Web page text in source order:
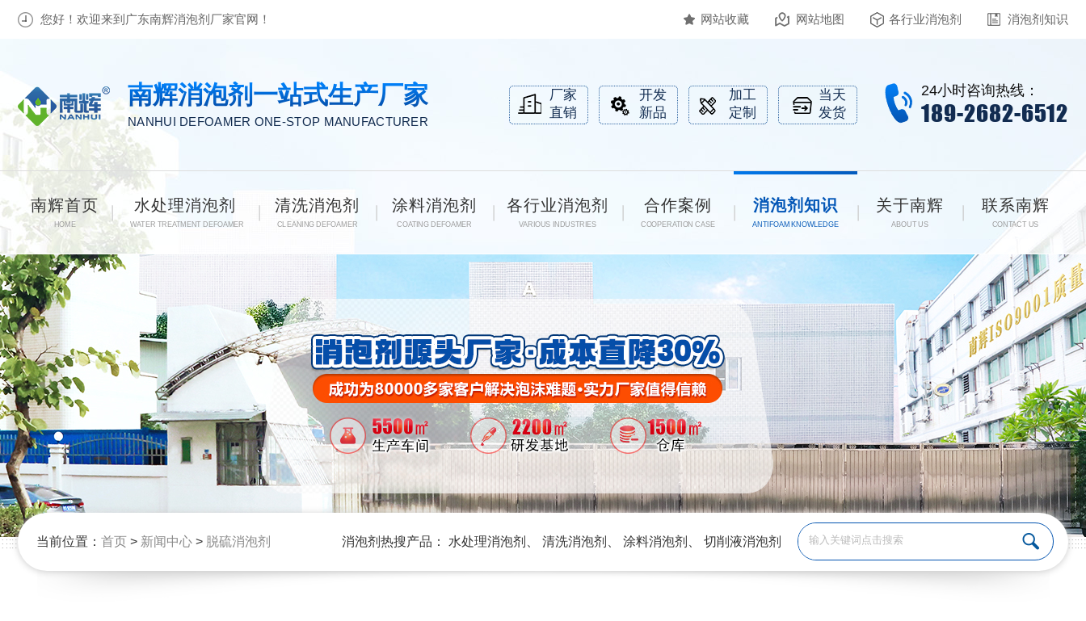
您好！欢迎来到广东南辉消泡剂厂家官网！ 网站收藏 网站地图 各行业消泡剂 消泡剂知识
南辉消泡剂一站式生产厂家
NANHUI DEFOAMER ONE-STOP MANUFACTURER
厂家
直销
开发
新品
加工
定制
当天
发货
24小时咨询热线：
189-2682-6512
南辉首页
HOME
水处理消泡剂
WATER TREATMENT DEFOAMER
清洗消泡剂
CLEANING DEFOAMER
涂料消泡剂
COATING DEFOAMER
各行业消泡剂
VARIOUS INDUSTRIES
合作案例
COOPERATION CASE
消泡剂知识
ANTIFOAM KNOWLEDGE
关于南辉
ABOUT US
联系南辉
CONTACT US
当前位置： 首页 > 新闻中心 > 脱硫消泡剂 消泡剂热搜产品： 水处理消泡剂 清洗消泡剂 涂料消泡剂 切削液消泡剂